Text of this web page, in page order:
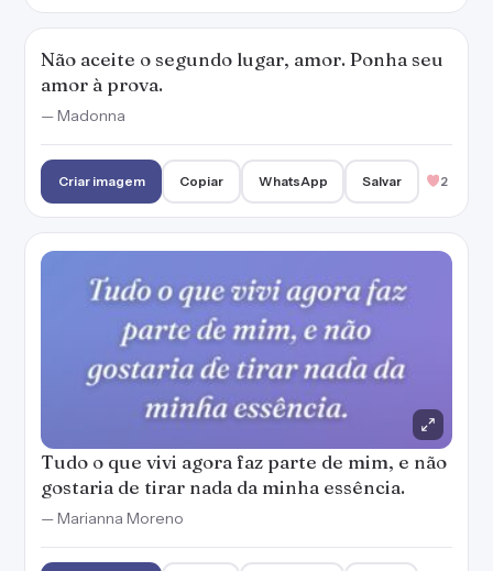
Não aceite o segundo lugar, amor. Ponha seu
amor à prova.
— Madonna
Criar imagem Copiar WhatsApp Salvar 2
Tudo o que vivi agora faz parte de mim, e não
gostaria de tirar nada da minha essência.
— Marianna Moreno